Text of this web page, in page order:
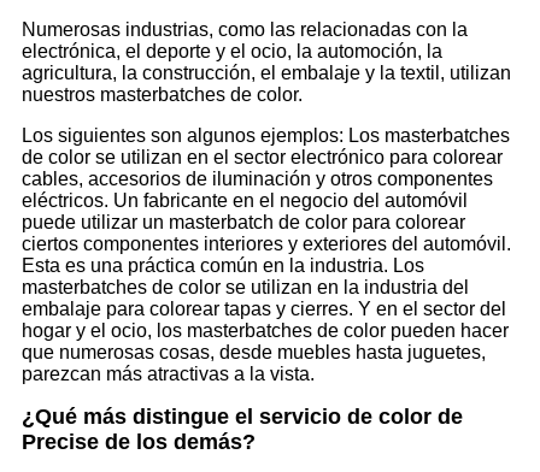
Numerosas industrias, como las relacionadas con la
electrónica, el deporte y el ocio, la automoción, la
agricultura, la construcción, el embalaje y la textil, utilizan
nuestros masterbatches de color.
Los siguientes son algunos ejemplos: Los masterbatches
de color se utilizan en el sector electrónico para colorear
cables, accesorios de iluminación y otros componentes
eléctricos. Un fabricante en el negocio del automóvil
puede utilizar un masterbatch de color para colorear
ciertos componentes interiores y exteriores del automóvil.
Esta es una práctica común en la industria. Los
masterbatches de color se utilizan en la industria del
embalaje para colorear tapas y cierres. Y en el sector del
hogar y el ocio, los masterbatches de color pueden hacer
que numerosas cosas, desde muebles hasta juguetes,
parezcan más atractivas a la vista.
¿Qué más distingue el servicio de color de
Precise de los demás?